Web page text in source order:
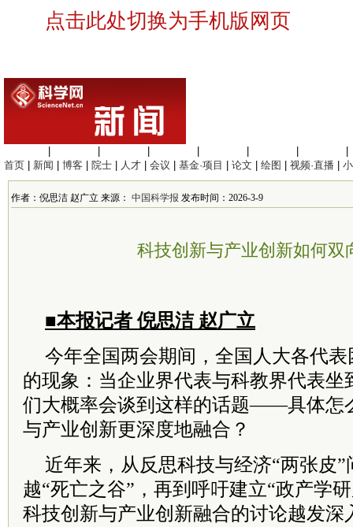
点击此处切换为手机版网页
首页
新闻 博客 院士 人才 会议 基金·项目 论文 绘图 视频·直播
作者：倪思洁 赵广立 来源： 中国科学报 发布时间：2026-3-9
科技创新与产业创新如何双
■本报记者 倪思洁 赵广立
今年全国两会期间，全国人大各代
的现象：当企业界代表与科教界代表坐
们大概率会谈到这样的话题——具体怎
与产业创新更深度地融合？
近年来，从反思科技与经济“两张皮
越“死亡之谷”，再到呼吁建立“政产学
科技创新与产业创新融合的讨论越发深